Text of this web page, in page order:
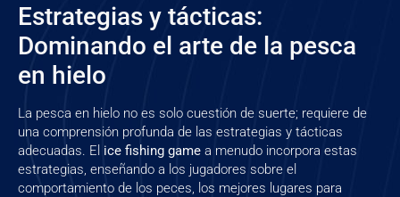
Estrategias y tácticas:
Dominando el arte de la pesca
en hielo
La pesca en hielo no es solo cuestión de suerte; requiere de
una comprensión profunda de las estrategias y tácticas
adecuadas. El ice fishing game a menudo incorpora estas
estrategias, enseñando a los jugadores sobre el
comportamiento de los peces, los mejores lugares para